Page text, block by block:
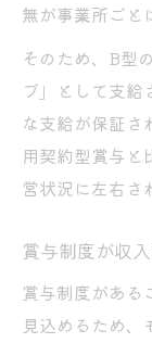
無が事業所ごと
そのため、B型
ブ」として支
な支給が保証
用契約型賞与と
営状況に左右さ
賞与制度が収
賞与制度がある
見込めるため